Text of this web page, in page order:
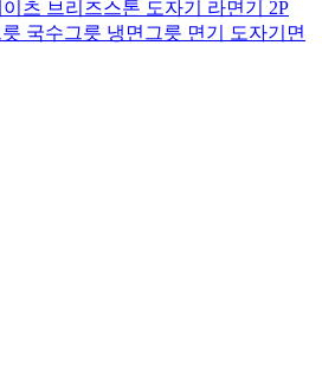
츠 브리즈스톤 도자기 라면기 2P
국수그릇 냉면그릇 면기 도자기면